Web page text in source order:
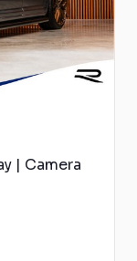
| Camera